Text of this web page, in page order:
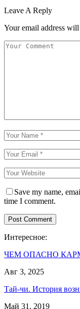
Leave A Reply
Your email address
Save my name,
time I comment.
Интересное:
ЧЕМ ОПАСНО
Авг 3, 2025
Тай-чи. История
Май 31, 2019